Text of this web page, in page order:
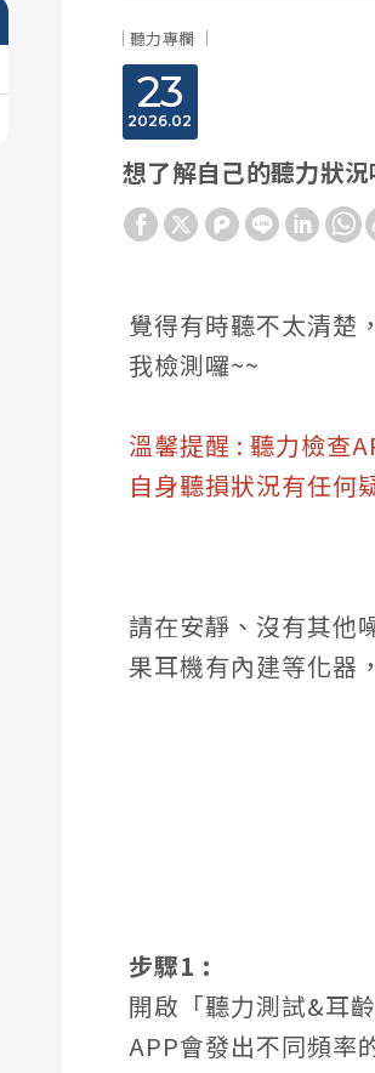
聽力專欄
23
02
2026
想了解自己的聽力狀
覺得有時聽不太清楚
我檢測囉~~
溫馨提醒 : 聽力檢查
自身聽損狀況有任何
請在安靜、沒有其他
果耳機有內建等化器
步驟1 :
開啟「聽力測試&耳
APP會發出不同頻率